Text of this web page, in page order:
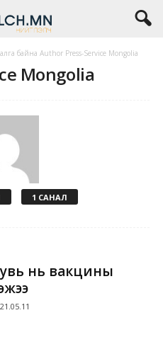
алга байна Author Press-Service Mongolia
Mongolia
1 САНАЛ
нь вакцины